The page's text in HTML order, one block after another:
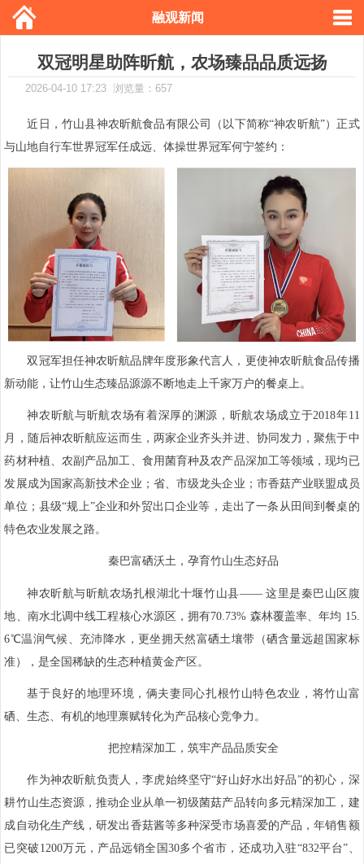
融观新闻
双冠明星助阵昕航，农场臻品品质远扬
2026-04-10 17:23 浏览量：657
近日，竹山县神农昕航食品有限公司（以下简称“神农昕航”）正式
与山地自行车世界冠军任成远、体操世界冠军何宁签约：
双冠军担任神农昕航品牌年度形象代言人，更使神农昕航食品传播
新动能，让竹山生态臻品源源不断地走上千家万户的餐桌上。
神农昕航与昕航农场有着深厚的渊源，昕航农场成立于2018年11
月，随后神农昕航应运而生，两家企业齐头并进、协同发力，聚焦于中
药材种植、农副产品加工、食用菌育种及农产品深加工等领域，现均已
发展成为国家高新技术企业；省、市级龙头企业；市香菇产业联盟成员
单位；县级“规上”企业和外贸出口企业等，走出了一条从田间到餐桌的
特色农业发展之路。
秦巴富硒沃土，孕育竹山生态好品
神农昕航与昕航农场扎根湖北十堰竹山县—— 这里是秦巴山区腹
地、南水北调中线工程核心水源区，拥有70.73% 森林覆盖率、年均 15.
6℃温润气候、充沛降水，更坐拥天然富硒土壤带（硒含量远超国家标
准），是全国稀缺的生态种植黄金产区。
基于良好的地理环境，俩夫妻同心扎根竹山特色农业，将竹山富
硒、生态、有机的地理禀赋转化为产品核心竞争力。
把控精深加工，筑牢产品品质安全
作为神农昕航负责人，李虎始终坚守“好山好水出好品”的初心，深
耕竹山生态资源，推动企业从单一初级菌菇产品转向多元精深加工，建
成自动化生产线，研发出香菇酱等多种深受市场喜爱的产品，年销售额
已突破1200万元，产品远销全国30多个省市，还成功入驻“832平台”、